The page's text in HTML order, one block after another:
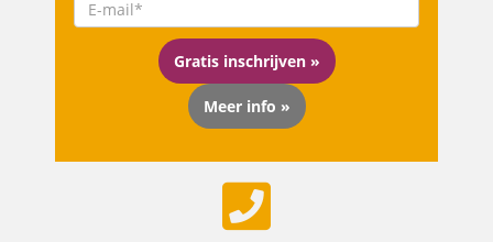
Gratis inschrijven »
Meer info »